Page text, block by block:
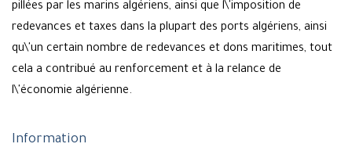
pillées par les marins algériens, ainsi que l\'imposition de
redevances et taxes dans la plupart des ports algériens, ainsi
qu\'un certain nombre de redevances et dons maritimes, tout
cela a contribué au renforcement et à la relance de
l\'économie algérienne.
Information